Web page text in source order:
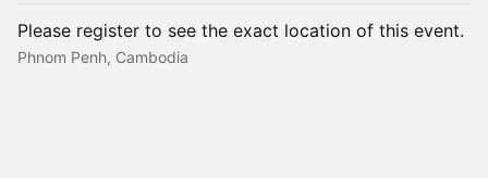
Please register to see the exact location of this event.
Phnom Penh, Cambodia